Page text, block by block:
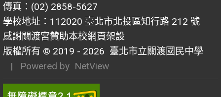
傳真：(02) 2858-5627
學校地址：112020 臺北市北投區知行路 212 號
感謝關渡宮贊助本校網頁架設
版權所有 © 2019 - 2026 臺北市立關渡國民中學
| Powered by NetView